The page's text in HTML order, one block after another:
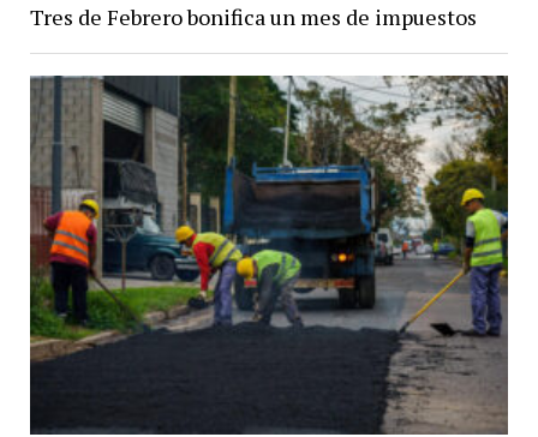
Tres de Febrero bonifica un mes de impuestos